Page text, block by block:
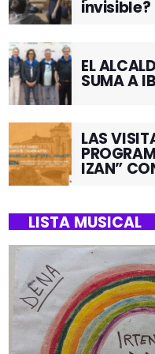
invisible?
EL
SUMA A
LAS
IZAN”
LISTA MUSICAL